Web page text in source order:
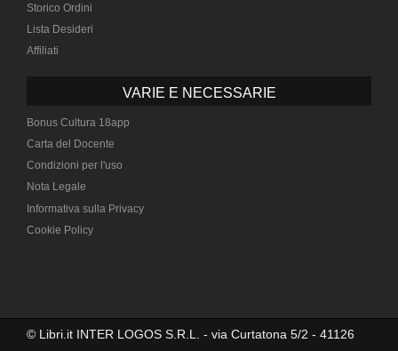
Storico Ordini
Lista Desideri
Affiliati
VARIE E NECESSARIE
Bonus Cultura 18app
Carta del Docente
Condizioni per l'uso
Nota Legale
Informativa sulla Privacy
Cookie Policy
© Libri.it INTER LOGOS S.R.L. - via Curtatona 5/2 - 41126